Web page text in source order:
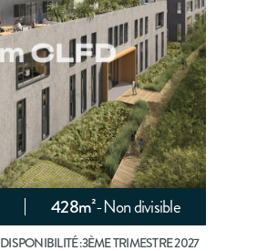
428m²-Non divisible
DISPONIBILITÉ :3ÈME TRIMESTRE 2027